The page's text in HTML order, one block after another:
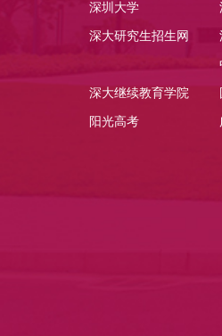
深圳大学
深大研究生招生网
深大继续教育学院
阳光高考